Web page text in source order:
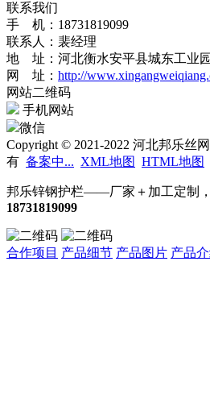
联系我们
手 机：18731819099
联系人：裴经理
地 址：河北衡水安平县城东工业
网 址： http://
网站二维码
手机网站
微信
Copyright © 2021-2022 河北邦乐丝
有 备案中... XML地图 HTML地图
邦乐锌钢护栏——厂家＋加工定制，
18731819099
合作项目 产品细节 产品图片 产品